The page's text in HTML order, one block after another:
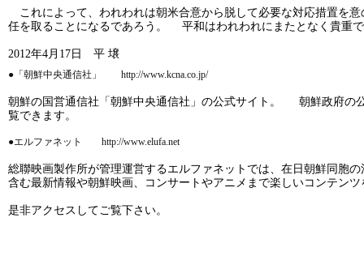
これによって、われわれは朝米合意から脱して必要な対応措置を
任を取ることになるであろう。 平和はわれわれにまたとなく貴重
2012年4月17日 平 壌
●「朝鮮中央通信社」 http://www.kcna.co.jp/
朝鮮の国営通信社「朝鮮中央通信社」の公式サイト。 朝鮮政府の
覧できます。
●エルファネット http://www.elufa.net
総聯映画製作所が管理運営するエルファネットでは、在日朝鮮同胞
含む最新情報や朝鮮映画、コンサートやアニメまで楽しいコンテン
是非アクセスしてご覧下さい。